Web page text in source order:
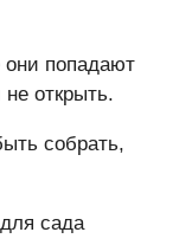
они попадают
открыть.
собрать,
сада